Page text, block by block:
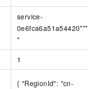
service-
0e6fca6a51a54420***
*
1
{ "RegionId": "cn-